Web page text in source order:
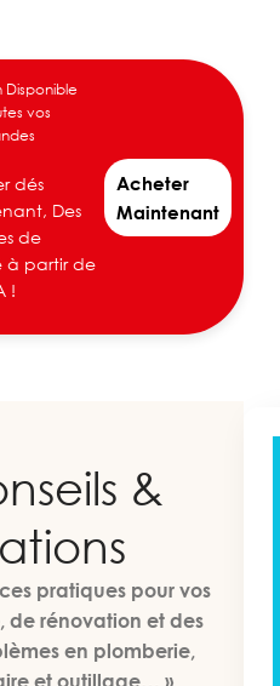
Disponible
vos
dés
Des
de
à partir de
!
Acheter
Maintenant
&
pratiques pour vos
de rénovation et des
en plomberie,